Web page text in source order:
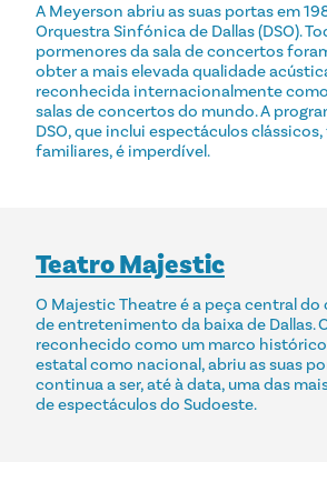
A Meyerson abriu as suas portas em
Orquestra Sinfónica de Dallas (DSO).
pormenores da sala de concertos
obter a mais elevada qualidade
reconhecida internacionalmente
salas de concertos do mundo. A
DSO, que inclui espectáculos
familiares, é imperdível.
Teatro Majestic
O Majestic Theatre é a peça central
de entretenimento da baixa de Dallas.
reconhecido como um marco
estatal como nacional, abriu as suas
continua a ser, até à data, uma das
de espectáculos do Sudoeste.